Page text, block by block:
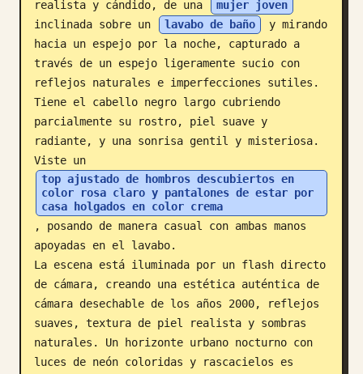
Actualizaciones
realista y cándido, de una
mujer joven
inclinada sobre un
lavabo de baño
y mirando
hacia un espejo por la noche, capturado a
través de un espejo ligeramente sucio con
reflejos naturales e imperfecciones sutiles.
Tiene el cabello negro largo cubriendo
parcialmente su rostro, piel suave y
radiante, y una sonrisa gentil y misteriosa.
Viste un
top ajustado de hombros descubiertos en
color rosa claro y pantalones de estar por
casa holgados en color crema
, posando de manera casual con ambas manos
apoyadas en el lavabo.
La escena está iluminada por un flash directo
de cámara, creando una estética auténtica de
cámara desechable de los años 2000, reflejos
suaves, textura de piel realista y sombras
naturales. Un horizonte urbano nocturno con
luces de neón coloridas y rascacielos es